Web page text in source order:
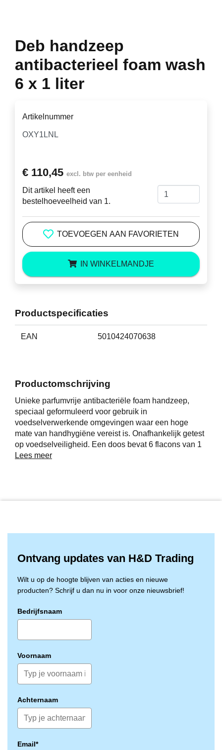
Deb handzeep
antibacterieel foam wash
6 x 1 liter
Artikelnummer
€ 110,45 excl. btw per eenheid
Dit artikel heeft een
bestelhoeveelheid van 1.
TOEVOEGEN AAN FAVORIETEN
IN WINKELMANDJE
Productomschrijving
Unieke parfumvrije antibacteriële foam handzeep,
speciaal geformuleerd voor gebruik in
voedselverwerkende omgevingen waar een hoge
mate van handhygiëne vereist is. Onafhankelijk getest
op voedselveiligheid. Een doos bevat 6 flacons van 1
liter. Gebruik biociden veilig. Lees vóór gebruik eerst
geurstoffen en conserveermiddelen
Doos à 6 x 1 liter;
Lees meer
Productspecificaties
EAN 5010424070638
Ontvang updates van H&D Trading
Wilt u op de hoogte blijven van acties en nieuwe
producten? Schrijf u dan nu in voor onze nieuwsbrief!
Bedrijfsnaam
Voornaam
Achternaam
Email*